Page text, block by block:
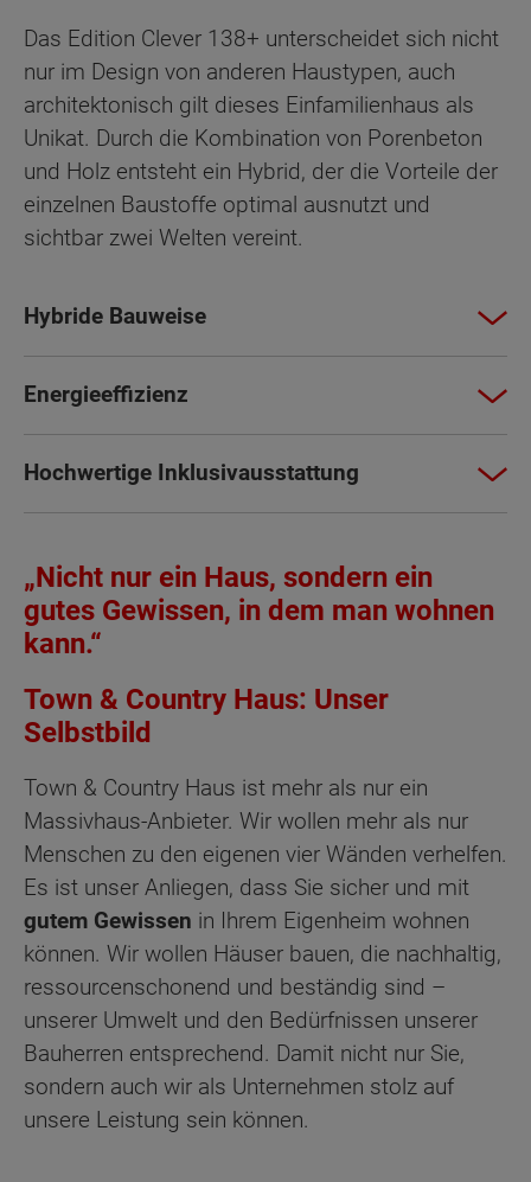
Das Edition Clever 138+ unterscheidet sich nicht
nur im Design von anderen Haustypen, auch
architektonisch gilt dieses Einfamilienhaus als
Unikat. Durch die Kombination von Porenbeton
und Holz entsteht ein Hybrid, der die Vorteile der
einzelnen Baustoffe optimal ausnutzt und
sichtbar zwei Welten vereint.
Hybride Bauweise
Energieeffizienz
Hochwertige Inklusivausstattung
„Nicht nur ein Haus, sondern ein
gutes Gewissen, in dem man wohnen
kann.“
Town & Country Haus: Unser
Selbstbild
Town & Country Haus ist mehr als nur ein
Massivhaus-Anbieter. Wir wollen mehr als nur
Menschen zu den eigenen vier Wänden verhelfen.
Es ist unser Anliegen, dass Sie sicher und mit
gutem Gewissen in Ihrem Eigenheim wohnen
können. Wir wollen Häuser bauen, die nachhaltig,
ressourcenschonend und beständig sind –
unserer Umwelt und den Bedürfnissen unserer
Bauherren entsprechend. Damit nicht nur Sie,
sondern auch wir als Unternehmen stolz auf
unsere Leistung sein können.